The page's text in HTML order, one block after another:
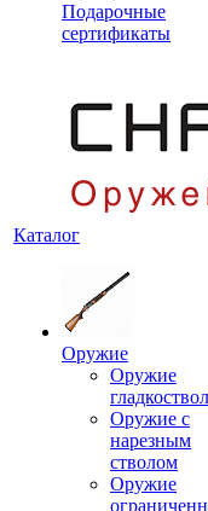
Подарочные
сертификаты
Каталог
Оружие
Оружие
Оружие с
нарезным
стволом
Оружие